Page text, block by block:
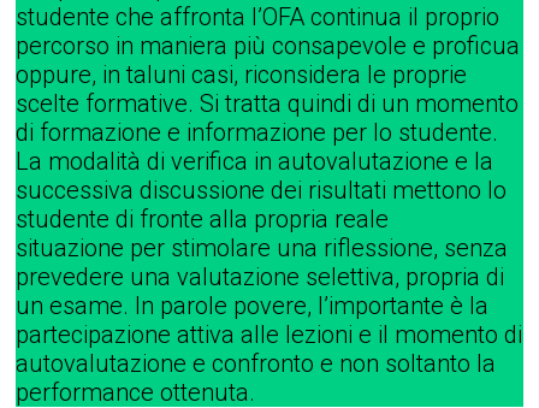
studente che affronta l’OFA continua il proprio
percorso in maniera più consapevole e proficua
oppure, in taluni casi, riconsidera le proprie
scelte formative. Si tratta quindi di un momento
di formazione e informazione per lo studente.
La modalità di verifica in autovalutazione e la
successiva discussione dei risultati mettono lo
studente di fronte alla propria reale
situazione per stimolare una riflessione, senza
prevedere una valutazione selettiva, propria di
un esame. In parole povere, l’importante è la
partecipazione attiva alle lezioni e il momento di
autovalutazione e confronto e non soltanto la
performance ottenuta.